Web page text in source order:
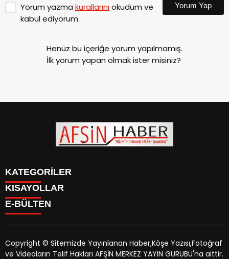
Yorum yazma kurallarınıokudum ve
kabul ediyorum.
Yorum Yap
Henüz bu içeriğe yorum yapılmamış.
İlk yorum yapan olmak ister misiniz?
KATEGORİLER
SİYASET
EĞİTİM
MAGAZİN
MANŞETLER
KISAYOLLAR
SİYASET
EĞİTİM
KÜLTÜR SANAT
MAGAZİN
E-BÜLTEN
Copyright © Sitemizde Yayınlanan Haber,Köşe Yazısı,Fotoğraf
ve Videoların Telif Hakları AFŞİN MERKEZ YAYIN GURUBU'na aittir.